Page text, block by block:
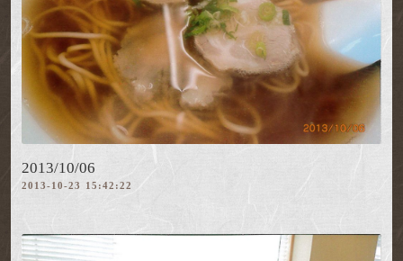
2013/10/06
2013-10-23 15:42:22